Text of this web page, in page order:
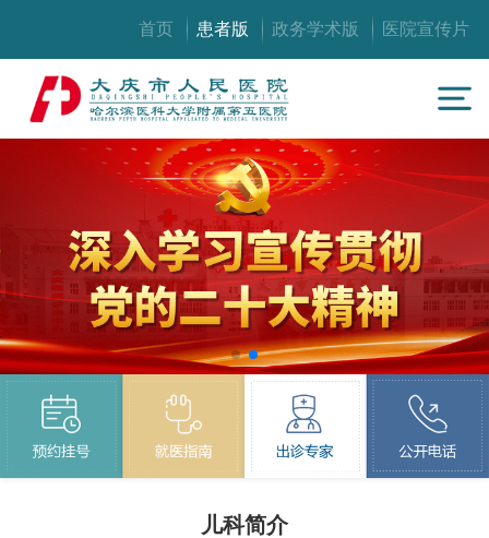
首页 患者版 政务学术版 医院宣传片
儿科简介